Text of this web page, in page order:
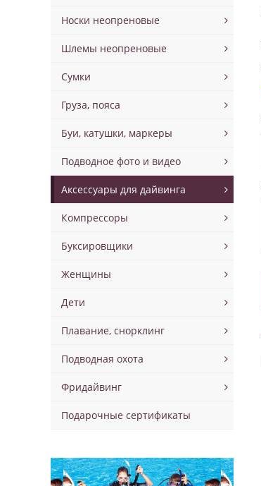
Носки неопреновые
Шлемы неопреновые
Сумки
Груза, пояса
Буи, катушки, маркеры
Подводное фото и видео
Аксессуары для дайвинга
Компрессоры
Буксировщики
Женщины
Дети
Плавание, снорклинг
Подводная охота
Фридайвинг
Подарочные сертификаты